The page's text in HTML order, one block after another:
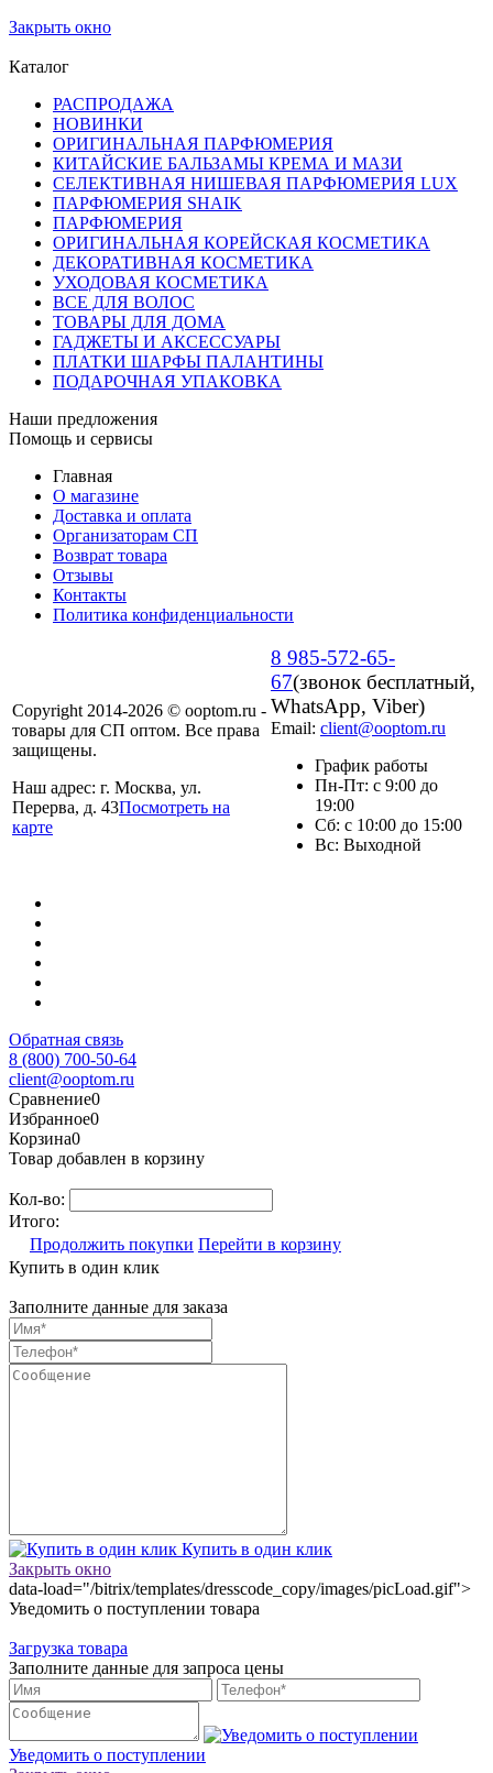
Закрыть окно
Каталог
РАСПРОДАЖА
НОВИНКИ
ОРИГИНАЛЬНАЯ ПАРФЮМЕРИЯ
КИТАЙСКИЕ БАЛЬЗАМЫ КРЕМА И МАЗИ
СЕЛЕКТИВНАЯ НИШЕВАЯ ПАРФЮМЕРИЯ LUX
ПАРФЮМЕРИЯ SHAIK
ПАРФЮМЕРИЯ
ОРИГИНАЛЬНАЯ КОРЕЙСКАЯ КОСМЕТИКА
ДЕКОРАТИВНАЯ КОСМЕТИКА
УХОДОВАЯ КОСМЕТИКА
ВСЕ ДЛЯ ВОЛОС
ТОВАРЫ ДЛЯ ДОМА
ГАДЖЕТЫ И АКСЕССУАРЫ
ПЛАТКИ ШАРФЫ ПАЛАНТИНЫ
ПОДАРОЧНАЯ УПАКОВКА
Наши предложения
Помощь и сервисы
Главная
О магазине
Доставка и оплата
Организаторам СП
Возврат товара
Отзывы
Контакты
Политика конфиденциальности
Copyright 2014-2026 © ooptom.ru -
товары для СП оптом. Все права
защищены.
Наш адрес: г. Москва, ул.
Перерва, д. 43Посмотреть на
карте
8 985-572-65-
67(звонок бесплатный,
WhatsApp, Viber)
Email: client@ooptom.ru
График работы
Пн-Пт: с 9:00 до
19:00
Сб: с 10:00 до 15:00
Вс: Выходной
Обратная связь
8 (800) 700-50-64
client@ooptom.ru
Сравнение0
Избранное0
Корзина0
Товар добавлен в корзину
Кол-во:
Итого:
Продолжить покупки Перейти в корзину
Купить в один клик
Заполните данные для заказа
Купить в один клик
Закрыть окно
data-load="/bitrix/templates/dresscode_copy/images/picLoad.gif">
Уведомить о поступлении товара
Загрузка товара
Заполните данные для запроса цены
Уведомить о поступлении